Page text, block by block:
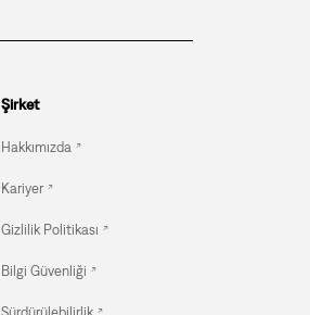
Şirket
Hakkımızda
Kariyer
Gizlilik Politikası
Bilgi Güvenliği